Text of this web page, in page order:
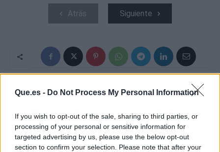
Que.es - Do Not Process My Personal Information
If you wish to opt-out of the sale, sharing to third parties, or
processing of your personal or sensitive information for
targeted advertising by us, please use the below opt-out
section to confirm your selection. Please note that after your
Atrás Siguiente
ARTÍCULO ANTERIOR
DETALLES DEL JOVEN
CON EL QUE HAN
VISTO A LEONOR EN EL
EXTRANJERO
ARTÍCULO SIGUIENTE
ASESTA UN DURO
GOLPE A LOS COCHES
ELÉCTRICOS